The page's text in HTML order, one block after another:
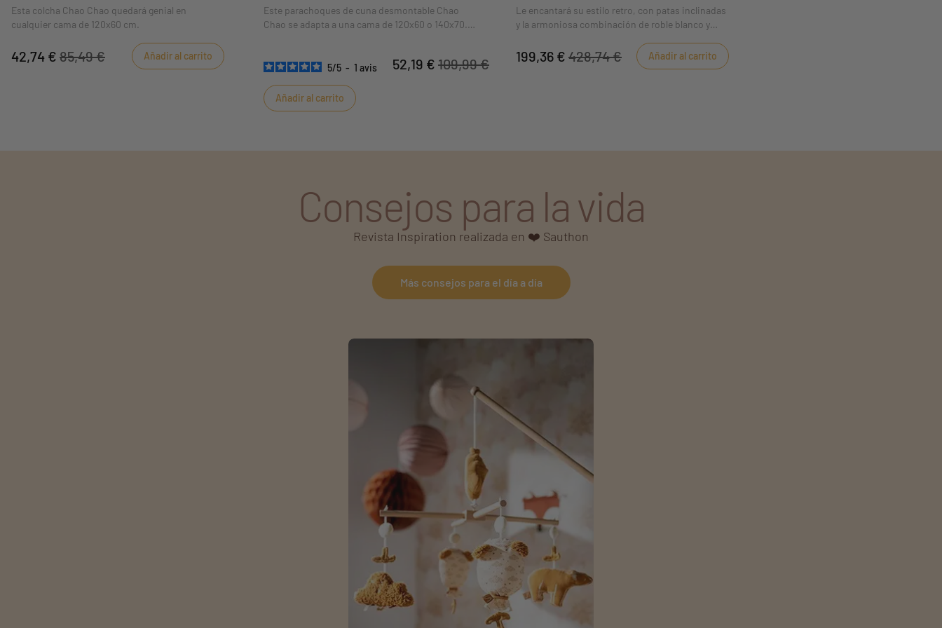
Esta colcha Chao Chao quedará genial en
cualquier cama de 120x60 cm.
42,74 € 85,49 € Añadir al carrito
Este parachoques de cuna desmontable Chao
Chao se adapta a una cama de 120x60 o 140x70.
5/5 - 1 avis 52,19 € 109,99 €
Añadir al carrito
Le encantará su estilo retro, con patas inclinadas
y la armoniosa combinación de roble blanco y
199,36 € 428,74 € Añadir al carrito
Consejos para la vida
Revista Inspiration realizada en ❤️ Sauthon
Más consejos para el día a día